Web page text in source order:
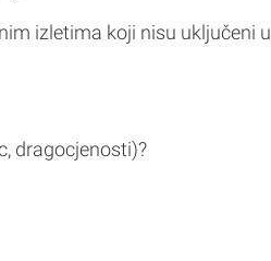
izletima koji nisu uključeni u
dragocjenosti)?